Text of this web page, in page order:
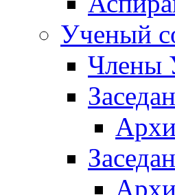
Ученый
Члены